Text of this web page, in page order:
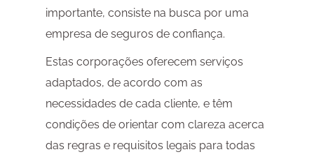
importante, consiste na busca por uma
empresa de seguros de confiança.
Estas corporações oferecem serviços
adaptados, de acordo com as
necessidades de cada cliente, e têm
condições de orientar com clareza acerca
das regras e requisitos legais para todas